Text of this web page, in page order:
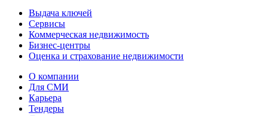
Выдача ключей
Сервисы
Коммерческая недвижимость
Бизнес-центры
Оценка и страхование недвижимости
О компании
Для СМИ
Карьера
Тендеры